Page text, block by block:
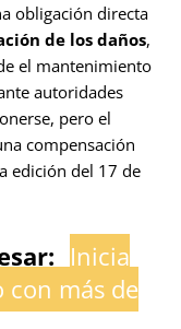
obligación directa
de los daños,
el mantenimiento
autoridades
pero el
compensación
edición del 17 de
Inicia
con más de